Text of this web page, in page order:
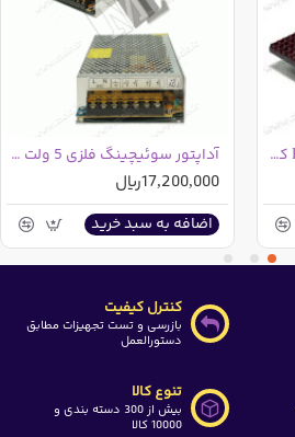
ماژول تابلو روان 32*16 - P10 کد 806 آداپتور سوئیچینگ فلزی 5 ولت 40 آمپر
17,200,000ریال
اضافه به سبد خرید
کنترل کیفیت
بازرسی و تست تجهیزات مطابق
دستورالعمل
تنوع کالا
بیش از 300 دسته بندی و
10000 کالا